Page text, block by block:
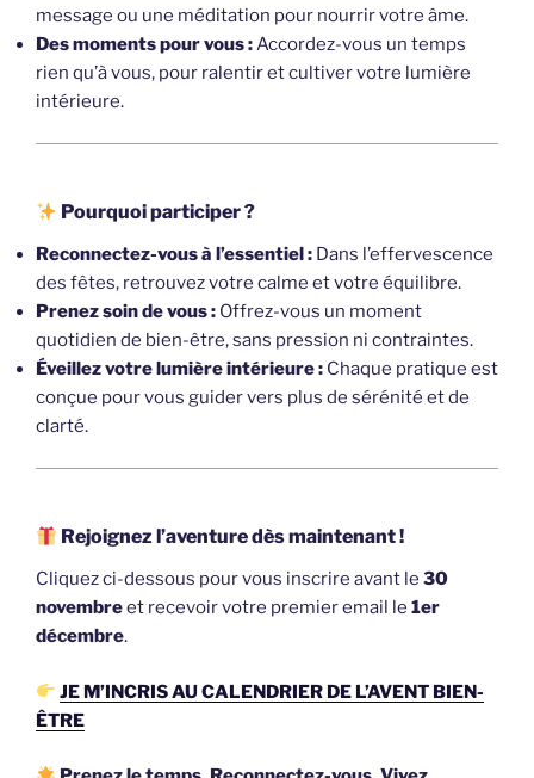
message ou une méditation pour nourrir votre âme.
Des moments pour vous :Accordez-vous un temps
rien qu’à vous, pour ralentir et cultiver votre lumière
intérieure.
Pourquoi participer ?
Reconnectez-vous à l’essentiel : Dans l’effervescence
des fêtes, retrouvez votre calme et votre équilibre.
Prenez soin de vous : Offrez-vous un moment
quotidien de bien-être, sans pression ni contraintes.
Éveillez votre lumière intérieure : Chaque pratique est
conçue pour vous guider vers plus de sérénité et de
clarté.
Rejoignez l’aventure dès maintenant !
Cliquez ci-dessous pour vous inscrire avant le 30
novembreet recevoir votre premier email le 1er
décembre.
JE M’INCRIS AU CALENDRIER DE L’AVENT BIEN-
ÊTRE